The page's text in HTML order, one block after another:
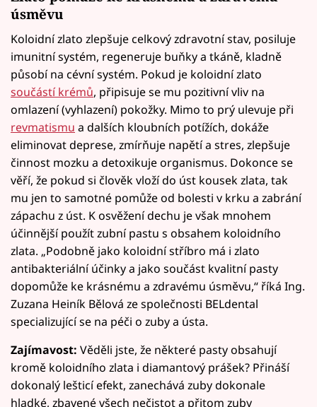
úsměvu
Koloidní zlato zlepšuje celkový zdravotní stav, posiluje
imunitní systém, regeneruje buňky a tkáně, kladně
působí na cévní systém. Pokud je koloidní zlato
součástí krémů, připisuje se mu pozitivní vliv na
omlazení (vyhlazení) pokožky. Mimo to prý ulevuje při
revmatismu a dalších kloubních potížích, dokáže
eliminovat deprese, zmírňuje napětí a stres, zlepšuje
činnost mozku a detoxikuje organismus. Dokonce se
věří, že pokud si člověk vloží do úst kousek zlata, tak
mu jen to samotné pomůže od bolesti v krku a zabrání
zápachu z úst. K osvěžení dechu je však mnohem
účinnější použít zubní pastu s obsahem koloidního
zlata. „Podobně jako koloidní stříbro má i zlato
antibakteriální účinky a jako součást kvalitní pasty
dopomůže ke krásnému a zdravému úsměvu,“ říká Ing.
Zuzana Heiník Bělová ze společnosti BELdental
specializující se na péči o zuby a ústa.
Zajímavost: Věděli jste, že některé pasty obsahují
kromě koloidního zlata i diamantový prášek? Přináší
dokonalý lešticí efekt, zanechává zuby dokonale
hladké, zbavené všech nečistot a přitom zuby